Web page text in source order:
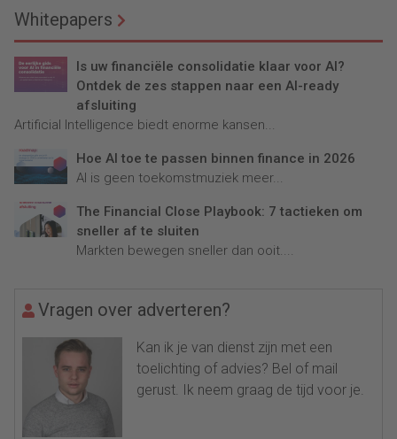
Whitepapers
Is uw financiële consolidatie klaar voor AI?
Ontdek de zes stappen naar een AI-ready
afsluiting
Artificial Intelligence biedt enorme kansen...
Hoe AI toe te passen binnen finance in 2026
AI is geen toekomstmuziek meer...
The Financial Close Playbook: 7 tactieken om
sneller af te sluiten
Markten bewegen sneller dan ooit....
Vragen over adverteren?
Kan ik je van dienst zijn met een
toelichting of advies? Bel of mail
gerust. Ik neem graag de tijd voor je.